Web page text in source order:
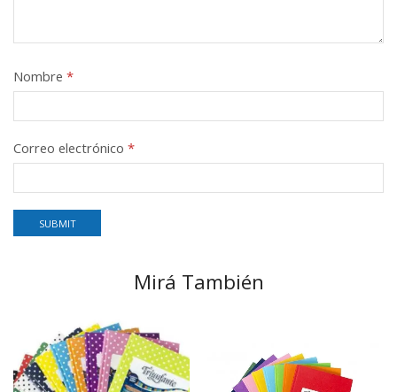
Nombre *
Correo electrónico *
Mirá También